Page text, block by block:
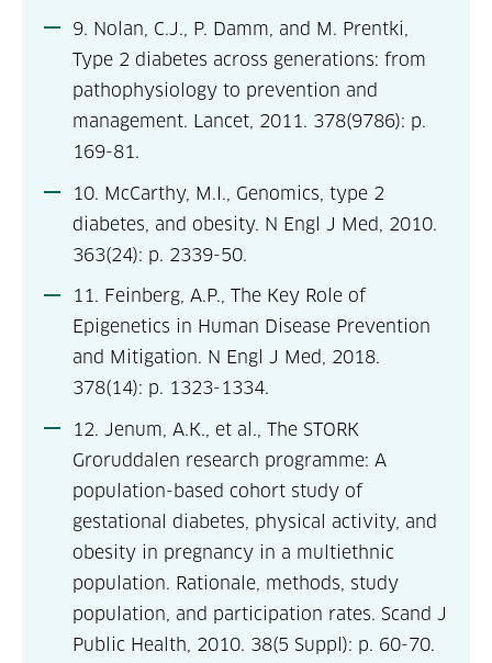
9. Nolan, C.J., P. Damm, and M. Prentki,
Type 2 diabetes across generations: from
pathophysiology to prevention and
management. Lancet, 2011. 378(9786): p.
169-81.
10. McCarthy, M.I., Genomics, type 2
diabetes, and obesity. N Engl J Med, 2010.
363(24): p. 2339-50.
11. Feinberg, A.P., The Key Role of
Epigenetics in Human Disease Prevention
and Mitigation. N Engl J Med, 2018.
378(14): p. 1323-1334.
12. Jenum, A.K., et al., The STORK
Groruddalen research programme: A
population-based cohort study of
gestational diabetes, physical activity, and
obesity in pregnancy in a multiethnic
population. Rationale, methods, study
population, and participation rates. Scand J
Public Health, 2010. 38(5 Suppl): p. 60-70.